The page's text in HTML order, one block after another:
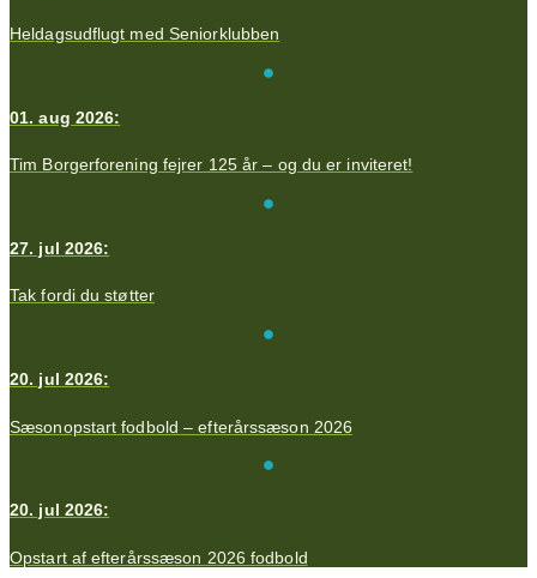
Heldagsudflugt med Seniorklubben
01. aug 2026:
Tim Borgerforening fejrer 125 år – og du er inviteret!
27. jul 2026:
Tak fordi du støtter
20. jul 2026:
Sæsonopstart fodbold – efterårssæson 2026
20. jul 2026:
Opstart af efterårssæson 2026 fodbold